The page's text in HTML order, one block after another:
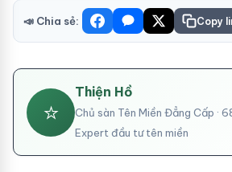
📣 Chia sẻ: Copy
⭐
Thiện Hồ
Chủ sàn Tên Miền Đẳng Cấp ·
Expert đầu tư tên miền